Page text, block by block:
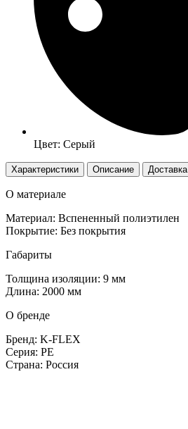
Цвет: Серый
Характеристики Описание Доставка
О материале
Материал: Вспененный полиэтилен
Покрытие: Без покрытия
Габариты
Толщина изоляции: 9 мм
Длина: 2000 мм
О бренде
Бренд: K-FLEX
Серия: PE
Страна: Россия